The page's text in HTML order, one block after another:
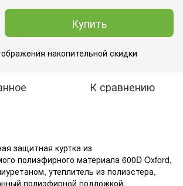
Купить
накопительной скидки
К сравнению
защитная куртка из
полиэфирного материала 600D Oxford,
утеплитель из полиэстера,
полиэфирной подложкой,